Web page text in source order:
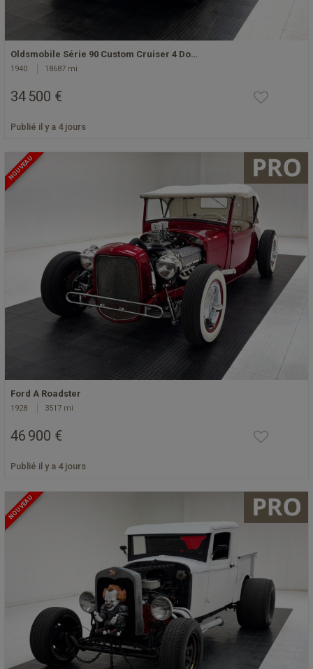
Oldsmobile Série 90 Custom Cruiser 4 Do…
1940 18687 mi
34 500 €
Publié il y a 4 jours
NOUVEAU
Ford A Roadster
1928 3517 mi
46 900 €
Publié il y a 4 jours
NOUVEAU